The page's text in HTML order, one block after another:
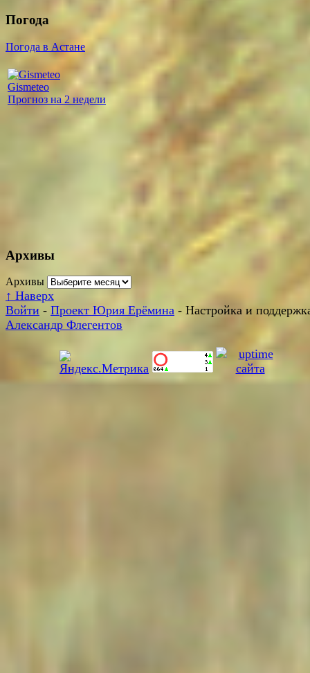
Погода
Погода в Астане
Gismeteo
Прогноз на 2 недели
Архивы
Архивы
↑ Наверх
Войти - Проект Юрия Ерёмина - Настройка и
Александр Флегентов